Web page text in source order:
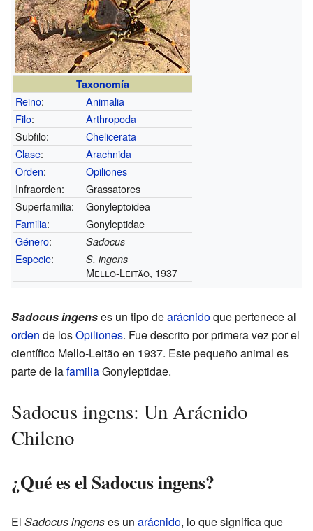
Taxonomía
Reino:
Animalia
Filo:
Arthropoda
Subfilo:
Chelicerata
Clase:
Arachnida
Orden:
Opiliones
Infraorden:
Grassatores
Superfamilia:
Gonyleptoidea
Familia:
Gonyleptidae
Género: Sadocus
Especie: S. ingens
Mello-Leitão, 1937
Sadocus ingenses un tipo dearácnidoque pertenece al
orden de losOpiliones. Fue descrito por primera vez por el
científico Mello-Leitão en 1937. Este pequeño animal es
parte de lafamiliaGonyleptidae.
Sadocus ingens: Un Arácnido
Chileno
¿Qué es el Sadocus ingens?
El Sadocus ingenses un arácnido, lo que significa que